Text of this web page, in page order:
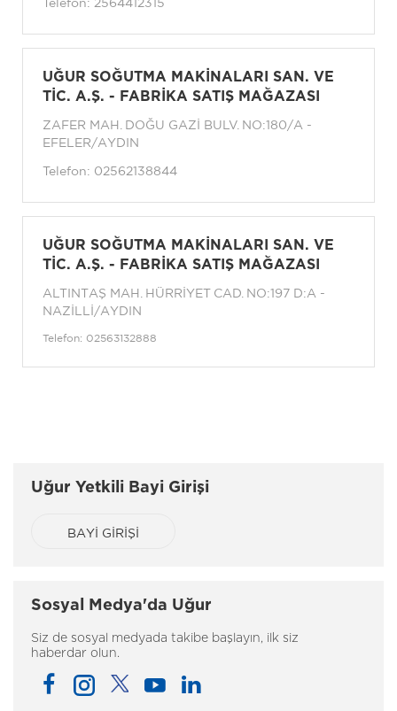
UĞUR SOĞUTMA MAKİNALARI SAN. VE
TİC. A.Ş. - FABRİKA SATIŞ MAĞAZASI
ZAFER MAH. DOĞU GAZİ BULV. NO:180/A -
EFELER/AYDIN
Telefon: 02562138844
UĞUR SOĞUTMA MAKİNALARI SAN. VE
TİC. A.Ş. - FABRİKA SATIŞ MAĞAZASI
ALTINTAŞ MAH. HÜRRİYET CAD. NO:197 D:A -
NAZİLLİ/AYDIN
Telefon: 02563132888
Uğur Yetkili Bayi Girişi
BAYİ GİRİŞİ
Sosyal Medya'da Uğur
Siz de sosyal medyada takibe başlayın, ilk siz
haberdar olun.